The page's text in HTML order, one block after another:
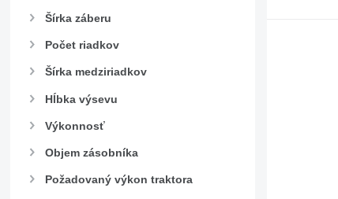
Šírka záberu
Počet riadkov
Šírka medziriadkov
Hĺbka výsevu
Výkonnosť
Objem zásobníka
Požadovaný výkon traktora